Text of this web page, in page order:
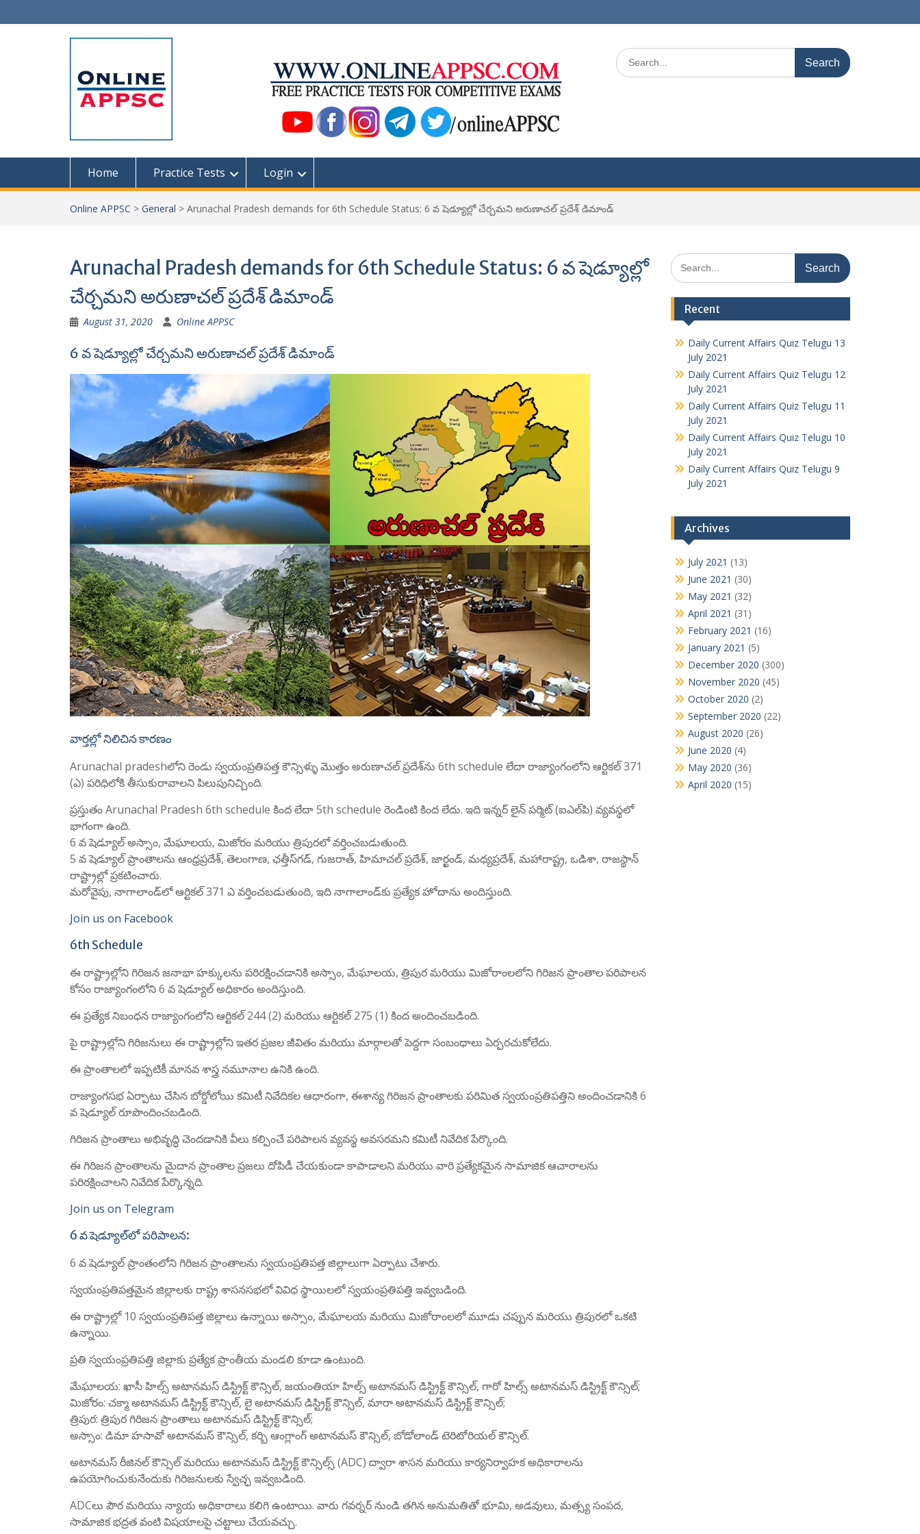
to
Search
for:
Home Practice Tests Login
Online APPSC > General > Arunachal Pradesh demands for 6th Schedule Status: 6 వ షెడ్యూల్లో చేర్చమని అరుణాచల్ ప్రదేశ్ డిమాండ్
Arunachal Pradesh demands for 6th Schedule Status: 6 వ షెడ్యూల్లో
చేర్చమని అరుణాచల్ ప్రదేశ్ డిమాండ్
August 31, 2020 Online APPSC
6 వ షెడ్యూల్లో చేర్చమని అరుణాచల్ ప్రదేశ్ డిమాండ్
వార్తల్లో నిలిచిన కారణం
Arunachal pradeshలోని రెండు స్వయంప్రతిపత్త కౌన్సిళ్ళు మొత్తం అరుణాచల్ ప్రదేశ్‌ను 6th schedule లేదా రాజ్యాంగంలోని ఆర్టికల్ 371
(ఎ) పరిధిలోకి తీసుకురావాలని పిలుపునిచ్చింది.
ప్రస్తుతం Arunachal Pradesh 6th schedule కింద లేదా 5th schedule రెండింటి కింద లేదు. ఇది ఇన్నర్ లైన్ పర్మిట్ (ఐఎల్‌పి) వ్యవస్థలో
భాగంగా ఉంది.
6 వ షెడ్యూల్ అస్సాం, మేఘాలయ, మిజోరం మరియు త్రిపురలో వర్తించబడుతుంది.
5 వ షెడ్యూల్ ప్రాంతాలను ఆంధ్రప్రదేశ్, తెలంగాణ, ఛత్తీస్‌గడ్, గుజరాత్, హిమాచల్ ప్రదేశ్, జార్ఖండ్, మధ్యప్రదేశ్, మహారాష్ట్ర, ఒడిశా, రాజస్థాన్
రాష్ట్రాల్లో ప్రకటించారు.
మరోవైపు, నాగాలాండ్‌లో ఆర్టికల్ 371 ఎ వర్తించబడుతుంది, ఇది నాగాలాండ్‌కు ప్రత్యేక హోదాను అందిస్తుంది.
Join us on Facebook
6th Schedule
ఈ రాష్ట్రాల్లోని గిరిజన జనాభా హక్కులను పరిరక్షించడానికి అస్సాం, మేఘాలయ, త్రిపుర మరియు మిజోరాంలలోని గిరిజన ప్రాంతాల పరిపాలన
కోసం రాజ్యాంగంలోని 6 వ షెడ్యూల్ అధికారం అందిస్తుంది.
ఈ ప్రత్యేక నిబంధన రాజ్యాంగంలోని ఆర్టికల్ 244 (2) మరియు ఆర్టికల్ 275 (1) కింద అందించబడింది.
పై రాష్ట్రాల్లోని గిరిజనులు ఈ రాష్ట్రాల్లోని ఇతర ప్రజల జీవితం మరియు మార్గాలతో పెద్దగా సంబంధాలు ఏర్పరచుకోలేదు.
ఈ ప్రాంతాలలో ఇప్పటికీ మానవ శాస్త్ర నమూనాల ఉనికి ఉంది.
రాజ్యాంగసభ ఏర్పాటు చేసిన బోర్డోలోయి కమిటీ నివేదికల ఆధారంగా, ఈశాన్య గిరిజన ప్రాంతాలకు పరిమిత స్వయంప్రతిపత్తిని అందించడానికి 6
వ షెడ్యూల్ రూపొందించబడింది.
గిరిజన ప్రాంతాలు అభివృద్ధి చెందడానికి వీలు కల్పించే పరిపాలన వ్యవస్థ అవసరమని కమిటీ నివేదిక పేర్కొంది.
ఈ గిరిజన ప్రాంతాలను మైదాన ప్రాంతాల ప్రజలు దోపిడీ చేయకుండా కాపాడాలని మరియు వారి ప్రత్యేకమైన సామాజిక ఆచారాలను
పరిరక్షించాలని నివేదిక పేర్కొన్నది.
Join us on Telegram
6 వ షెడ్యూల్‌లో పరిపాలన:
6 వ షెడ్యూల్ ప్రాంతంలోని గిరిజన ప్రాంతాలను స్వయంప్రతిపత్త జిల్లాలుగా ఏర్పాటు చేశారు.
స్వయంప్రతిపత్తమైన జిల్లాలకు రాష్ట్ర శాసనసభలో వివిధ స్థాయిలలో స్వయంప్రతిపత్తి ఇవ్వబడింది.
ఈ రాష్ట్రాల్లో 10 స్వయంప్రతిపత్త జిల్లాలు ఉన్నాయి అస్సాం, మేఘాలయ మరియు మిజోరాంలలో మూడు చప్పున మరియు త్రిపురలో ఒకటి
ఉన్నాయి.
ప్రతి స్వయంప్రతిపత్తి జిల్లాకు ప్రత్యేక ప్రాంతీయ మండలి కూడా ఉంటుంది.
మేఘాలయ: ఖాసీ హిల్స్ అటానమస్ డిస్ట్రిక్ట్ కౌన్సిల్, జయంతియా హిల్స్ అటానమస్ డిస్ట్రిక్ట్ కౌన్సిల్, గారో హిల్స్ అటానమస్ డిస్ట్రిక్ట్ కౌన్సిల్;
మిజోరం: చక్మా అటానమస్ డిస్ట్రిక్ట్ కౌన్సిల్, లై అటానమస్ డిస్ట్రిక్ట్ కౌన్సిల్, మారా అటానమస్ డిస్ట్రిక్ట్ కౌన్సిల్;
త్రిపుర: త్రిపుర గిరిజన ప్రాంతాలు అటానమస్ డిస్ట్రిక్ట్ కౌన్సిల్;
అస్సాం: డిమా హసావో అటానమస్ కౌన్సిల్, కర్బి ఆంగ్లాంగ్ అటానమస్ కౌన్సిల్, బోడోలాండ్ టెరిటోరియల్ కౌన్సిల్.
అటానమస్ రీజినల్ కౌన్సిల్ మరియు అటానమస్ డిస్ట్రిక్ట్ కౌన్సిల్స్ (ADC) ద్వారా శాసన మరియు కార్యనిర్వాహక అధికారాలను
ఉపయోగించుకునేందుకు గిరిజనులకు స్వేచ్ఛ ఇవ్వబడింది.
ADCలు పౌర మరియు న్యాయ అధికారాలు కలిగి ఉంటాయి. వారు గవర్నర్ నుండి తగిన అనుమతితో భూమి, అడవులు, మత్స్య సంపద,
సామాజిక భద్రత వంటి విషయాలపై చట్టాలు చేయవచ్చు.
Search
for:
Recent
Daily Current Affairs Quiz Telugu 13
July 2021
Daily Current Affairs Quiz Telugu 12
July 2021
Daily Current Affairs Quiz Telugu 11
July 2021
Daily Current Affairs Quiz Telugu 10
July 2021
Daily Current Affairs Quiz Telugu 9
July 2021
Archives
July 2021 (13)
June 2021 (30)
May 2021 (32)
April 2021 (31)
February 2021 (16)
January 2021 (5)
December 2020 (300)
November 2020 (45)
October 2020 (2)
September 2020 (22)
August 2020 (26)
June 2020 (4)
May 2020 (36)
April 2020 (15)